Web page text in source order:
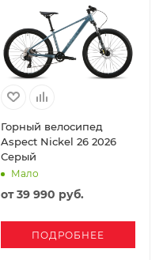
Горный велосипед
Aspect Nickel 26 2026
Серый
Мало
от39 990 руб.
ПОДРОБНЕЕ